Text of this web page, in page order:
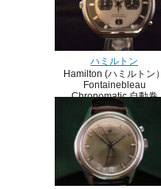
ハミルトン
Hamilton (ハミルトン）
Fontainebleau
Chronomatic 自動巻
Calibre 11 1970’s